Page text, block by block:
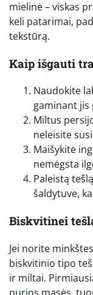
mielinė – viskas
keli patarimai,
tekstūrą.
Kaip išgauti
Naudokite
gaminant jis
Miltus
neleisite
Maišykite
nemėgsta
Paleistą
šaldytuve,
Biskvitinei
Jei norite
biskvitinio tipo
ir miltai.